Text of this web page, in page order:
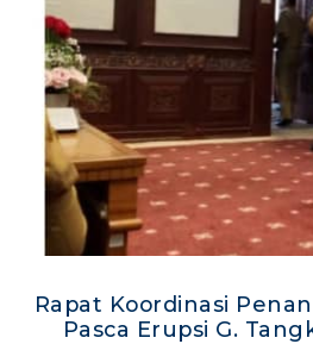
Rapat Koordinasi
Pasca Erupsi G.